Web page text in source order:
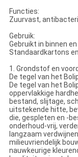
Functies:
Zuurvast,
Gebruik:
Gebruikt in binnen
Standaardkartons
1. Grondstof en
De tegel van het
De tegel van het
oppervlakkige
bestand, slijtage,
uitstekende hitte,
die, gespleten en -
onderhoud-vrij,
langzaam
milieuvriendelijk
nauwkeurige